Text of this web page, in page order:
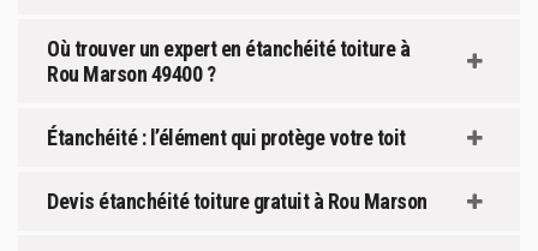
Où trouver un expert en étanchéité toiture à
Rou Marson 49400 ?
Étanchéité : l’élément qui protège votre toit
Devis étanchéité toiture gratuit à Rou Marson